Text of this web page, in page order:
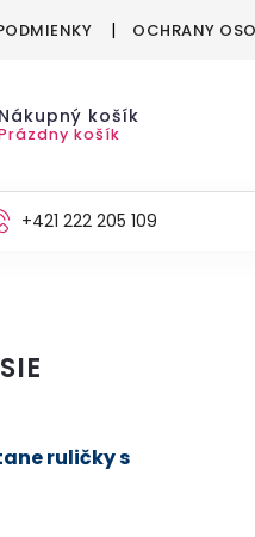
OCHRANY
Nákupný košík
košík
PÁRTY MÓDA
+421 222 205 109
ruličky s